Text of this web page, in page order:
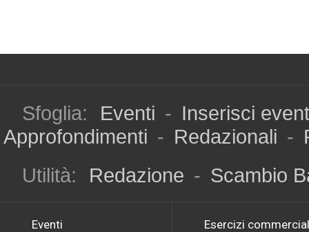
Sfoglia: Eventi - Inserisci
Approfondimenti - Redazionali -
Utilità:
Redazione - Scambio
Eventi Esercizi